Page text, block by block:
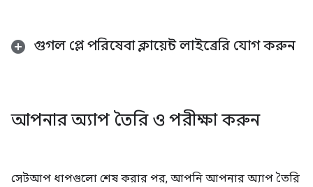
গুগল প্লে পরিষেবা ক্লায়েন্ট লাইব্রেরি যোগ করুন
আপনার অ্যাপ তৈরি ও পরীক্ষা করুন
সেটআপ ধাপগুলো শেষ করার পর, আপনি আপনার অ্যাপ তৈরি